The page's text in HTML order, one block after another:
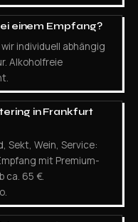
einem Empfang?
individuell abhängig
Alkoholfreie
in Frankfurt
Sekt, Wein, Service:
mit Premium-
ca. 65 €.